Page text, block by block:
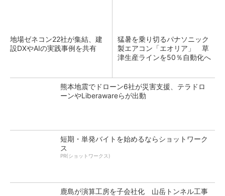
地場ゼネコン22社が集結、建
設DXやAIの実践事例を共有
猛暑を乗り切るパナソニック
製エアコン「エオリア」 草
津生産ラインを50％自動化へ
熊本地震でドローン6社が災害支援、テラドロ
ーンやLiberawareらが出動
短期・単発バイトを始めるならショットワーク
ス
PR(ショットワークス)
鹿島が演算工房を子会社化 山岳トンネル工事